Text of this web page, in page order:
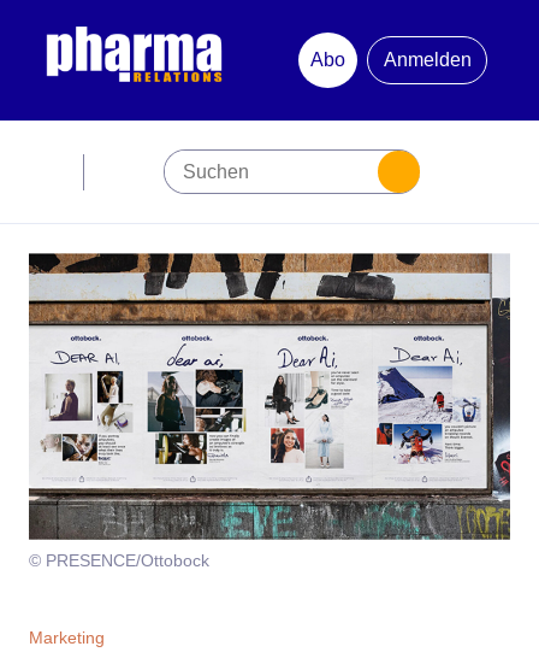
Abo
Anmelden
Premiumpartner
Jubiläum
Newsletter
Mediadaten
Themen
© PRESENCE/Ottobock
Marketing